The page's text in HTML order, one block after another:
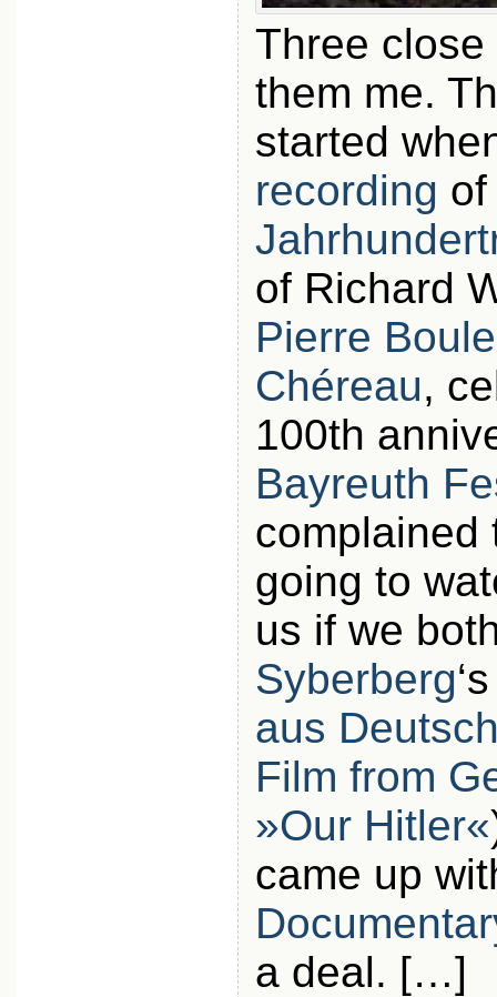
Three
them me.
started
recording
of Richard
Pierre
Chéreau,
100th
Bayreuth
complained
going to
us if we
Syberberg
aus
Film from
»Our Hitler«
came up
a deal. […]